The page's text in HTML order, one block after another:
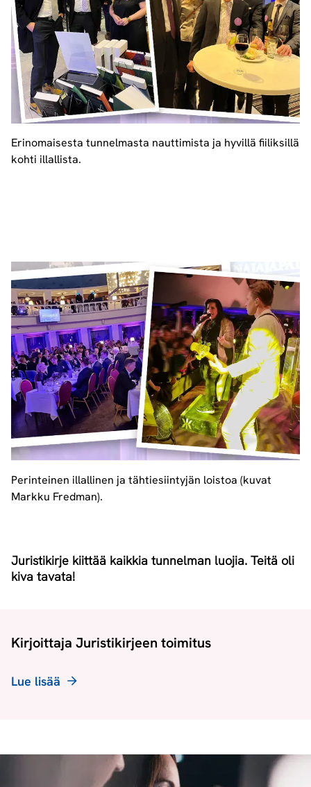
Erinomaisesta tunnelmasta nauttimista ja hyvillä fiiliksillä
kohti illallista.
Perinteinen illallinen ja tähtiesiintyjän loistoa (kuvat
Markku Fredman).
Juristikirje kiittää kaikkia tunnelman luojia. Teitä oli
kiva tavata!
Kirjoittaja Juristikirjeen toimitus
Lue lisää